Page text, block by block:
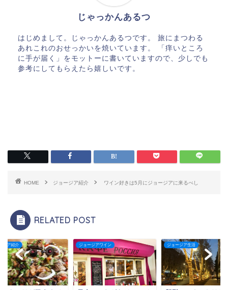
じゃっかんあるつ
はじめまして。じゃっかんあるつです。 旅にまつわる
あれこれのおせっかいを焼いています。 「痒いところ
に手が届く」をモットーに書いていますので、少しでも
参考にしてもらえたら嬉しいです。
HOME ジョージア紹介 ワイン好きは5月にジョージアに来るべし
RELATED POST
ジア紹介 ジョージアワイン ジョージア生活